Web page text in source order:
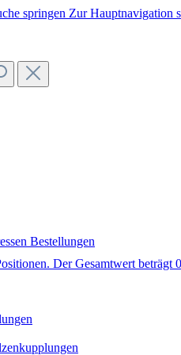
springen Zur Hauptnavigation
Bestellungen
Der Gesamtwert beträgt